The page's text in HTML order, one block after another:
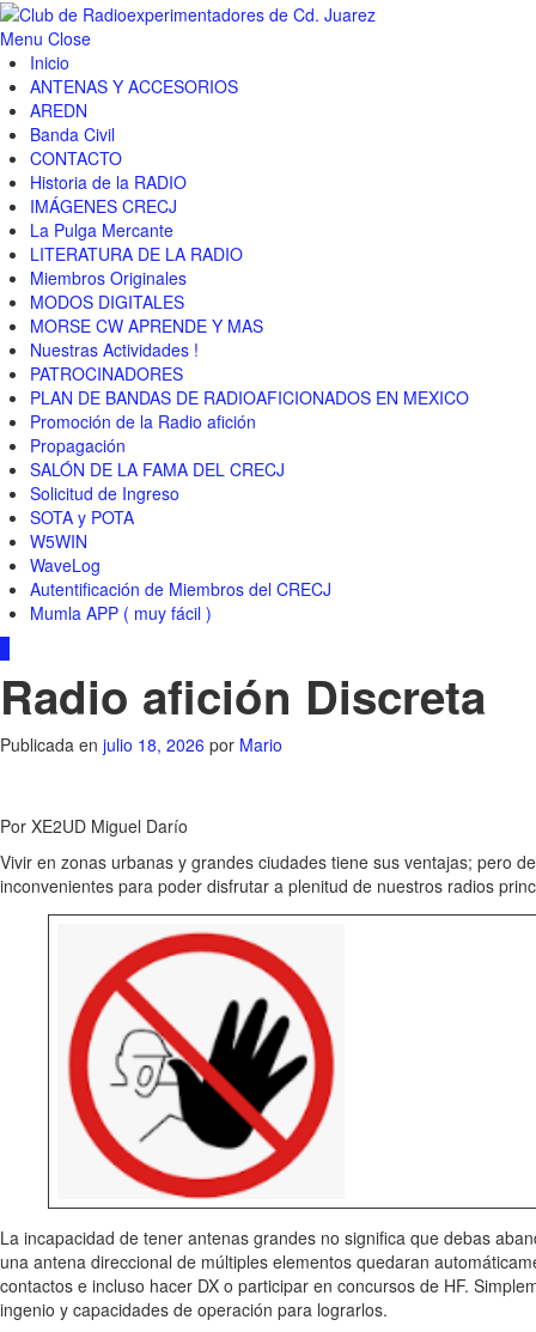
Menu Close
Inicio
ANTENAS Y ACCESORIOS
AREDN
Banda Civil
CONTACTO
Historia de la RADIO
IMÁGENES CRECJ
La Pulga Mercante
LITERATURA DE LA RADIO
Miembros Originales
MODOS DIGITALES
MORSE CW APRENDE Y MAS
Nuestras Actividades !
PATROCINADORES
PLAN DE BANDAS DE RADIOAFICIONADOS EN MEXICO
Promoción de la Radio afición
Propagación
SALÓN DE LA FAMA DEL CRECJ
Solicitud de Ingreso
SOTA y POTA
W5WIN
WaveLog
Autentificación de Miembros del CRECJ
Mumla APP ( muy fácil )
Radio afición Discreta
Publicada en julio 18, 2026 por Mario
Por XE2UD Miguel Darío
Vivir en zonas urbanas y grandes ciudades tiene sus ventajas; pero
inconvenientes para poder disfrutar a plenitud de nuestros radios
La incapacidad de tener antenas grandes no significa que debas
una antena direccional de múltiples elementos quedaran
contactos e incluso hacer DX o participar en concursos de HF.
ingenio y capacidades de operación para lograrlos.